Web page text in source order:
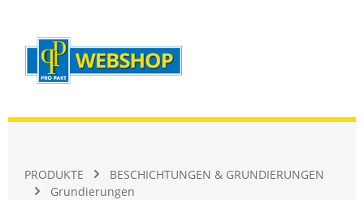
PRODUKTE
BESCHICHTUNGEN & GRUNDIERUNGEN
Grundierungen